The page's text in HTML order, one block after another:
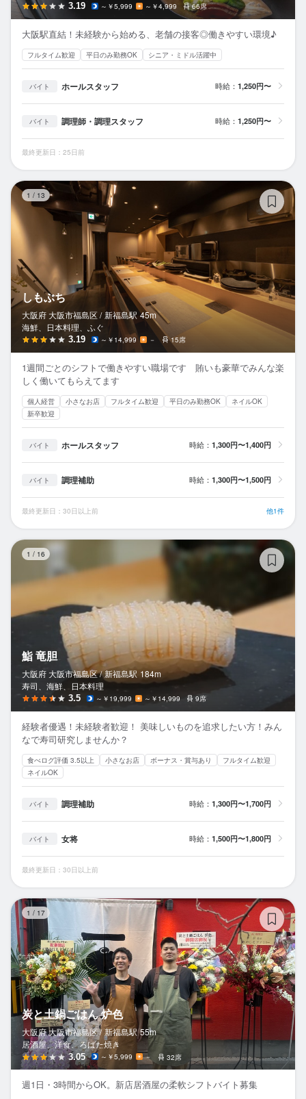
3.19 ～￥5,999 ～￥4,999 66席
大阪駅直結！未経験から始める、老舗の接客◎働きやすい環境♪
フルタイム歓迎 平日のみ勤務OK シニア・ミドル活躍中
バイト ホールスタッフ 時給： 1,250円〜
バイト 調理師・調理スタッフ 時給： 1,250円〜
最終更新日：25日前
1 / 13
しもぶち
大阪府 大阪市福島区 / 新福島駅 45m
海鮮、日本料理、ふぐ
3.19 ～￥14,999 － 15席
1週間ごとのシフトで働きやすい職場です 賄いも豪華でみんな楽
しく働いてもらえてます
個人経営 小さなお店 フルタイム歓迎 平日のみ勤務OK
ネイルOK
新卒歓迎
バイト ホールスタッフ 時給： 1,300円〜1,400円
バイト 調理補助 時給： 1,300円〜1,500円
最終更新日：30日以上前 他1件
1 / 16
鮨 竜胆
大阪府 大阪市福島区 / 新福島駅 184m
寿司、海鮮、日本料理
3.5 ～￥19,999 ～￥14,999 9席
経験者優遇！未経験者歓迎！ 美味しいものを追求したい方！みん
なで寿司研究しませんか？
食べログ評価 3.5以上 小さなお店 ボーナス・賞与あり
フルタイム歓迎
ネイルOK
バイト 調理補助 時給： 1,300円〜1,700円
バイト 女将 時給： 1,500円〜1,800円
最終更新日：30日以上前
1 / 17
炭と土鍋ごはん 炉色
大阪府 大阪市福島区 / 新福島駅 55m
居酒屋、洋食、ろばた焼き
3.05 ～￥5,999 － 32席
週1日・3時間からOK。新店居酒屋の柔軟シフトバイト募集